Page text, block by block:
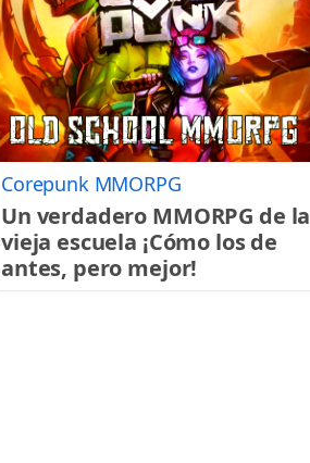
Corepunk MMORPG
Un verdadero MMORPG de la
vieja escuela ¡Cómo los de
antes, pero mejor!